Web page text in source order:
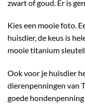
zwart of goud. Er is
Kies een mooie foto.
huisdier, de keus is
mooie titanium
Ook voor je huisdier
dierenpenningen van
goede